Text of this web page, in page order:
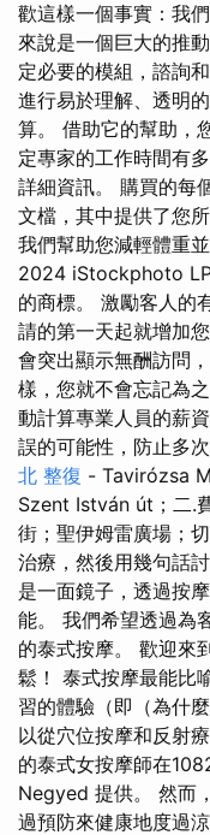
歡這樣一個事實：我
來說是一個巨大的推
定必要的模組，諮詢
進行易於理解、透明
算。 借助它的幫助，
定專家的工作時間有
詳細資訊。 購買的每
文檔，其中提供了您
我們幫助您減輕體重
2024 iStockphoto
的商標。 激勵客人的
請的第一天起就增加
會突出顯示無酬訪問
樣，您就不會忘記為
動計算專業人員的薪
誤的可能性，防止多
北 整復 - Tavirózsa
Szent István út；二.
街；聖伊姆雷廣場；
治療，然後用幾句話
是一面鏡子，透過按
能。 我們希望透過為
的泰式按摩。 歡迎來
鬆！ 泰式按摩最能比
習的體驗（即（為什
以從穴位按摩和反射
的泰式女按摩師在
Negyed 提供。 然而
過預防來健康地度過